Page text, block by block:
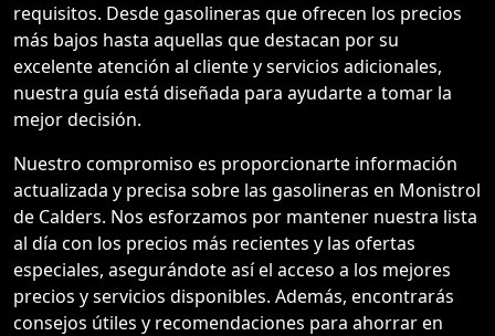
requisitos. Desde gasolineras que ofrecen los precios
más bajos hasta aquellas que destacan por su
excelente atención al cliente y servicios adicionales,
nuestra guía está diseñada para ayudarte a tomar la
mejor decisión.
Nuestro compromiso es proporcionarte información
actualizada y precisa sobre las gasolineras en Monistrol
de Calders. Nos esforzamos por mantener nuestra lista
al día con los precios más recientes y las ofertas
especiales, asegurándote así el acceso a los mejores
precios y servicios disponibles. Además, encontrarás
consejos útiles y recomendaciones para ahorrar en